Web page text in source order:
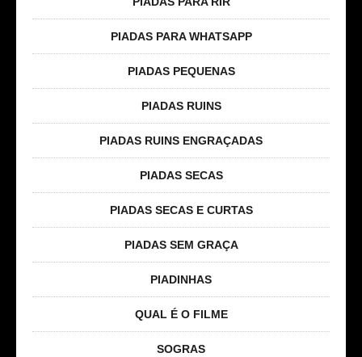
PIADAS PARA WHATSAPP
PIADAS PEQUENAS
PIADAS RUINS
PIADAS RUINS ENGRAÇADAS
PIADAS SECAS
PIADAS SECAS E CURTAS
PIADAS SEM GRAÇA
PIADINHAS
QUAL É O FILME
SOGRAS